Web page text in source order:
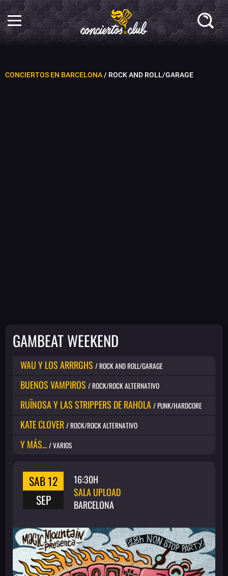
CONCIERTOS EN BARCELONA/ ROCK AND ROLL/GARAGE
GAMBEAT WEEKEND
WAU Y LOS ARRRGHS / ROCK AND ROLL/GARAGE
BUENOS VAMPIROS / ROCK/ROCK ALTERNATIVO
RUÏNOSA Y LAS STRIPPERS DE RAHOLA / PUNK/HARDCORE
KATE CLOVER / ROCK/ROCK ALTERNATIVO
Y MÁS... / VARIOS
SAB 12
SEP
16:30H
SALA UPLOAD
BARCELONA